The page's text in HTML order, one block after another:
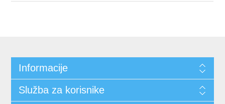
Informacije
Služba za korisnike